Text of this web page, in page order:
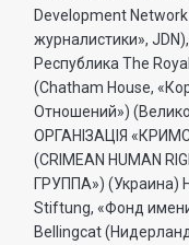
Development
журналистики»,
Республика The
(Chatham House,
Отношений»)
ОРГАНIЗАЦIЯ
(CRIMEAN HUMAN
ГРУППА») (Украина)
Stiftung, «Фонд
Bellingcat